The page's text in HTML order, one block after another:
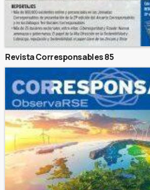
Revista Corresponsables 85